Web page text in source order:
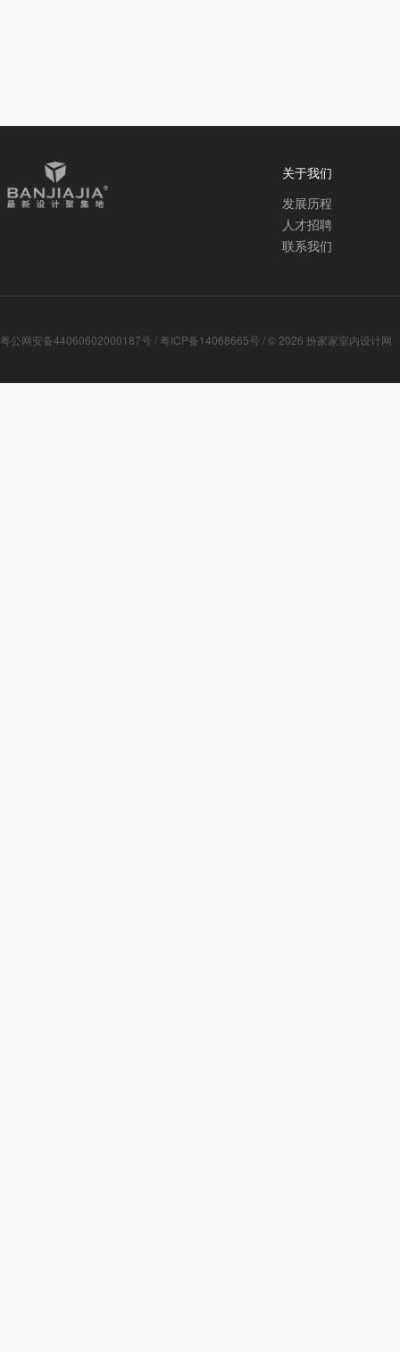
关于我们
发展历程
人才招聘
联系我们
粤公网安备44060602000187号 / 粤ICP备14068665号 / © 2026 扮家家室内设计网